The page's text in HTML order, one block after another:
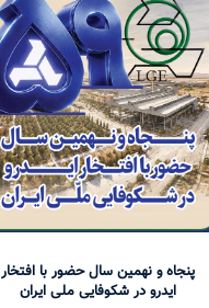
پنجاه و نهمین سال حضور با افتخار
ایدرو در شکوفایی ملی ایران